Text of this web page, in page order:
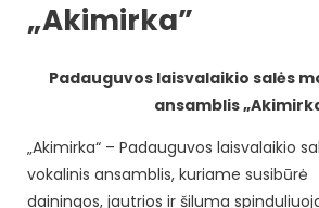
„Akimirka”
Padauguvos laisvalaikio salės
ansamblis
„Akimirka“ – Padauguvos laisvalaikio
vokalinis ansamblis, kuriame susibūrė
dainingos, jautrios ir šiluma